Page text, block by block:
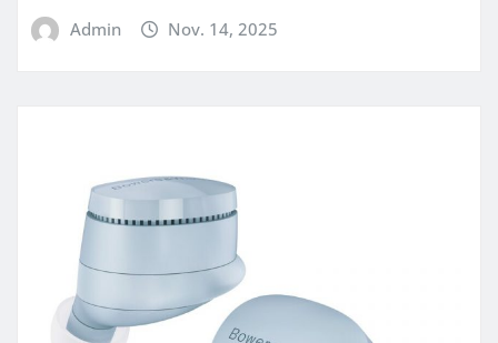
Admin Nov. 14, 2025